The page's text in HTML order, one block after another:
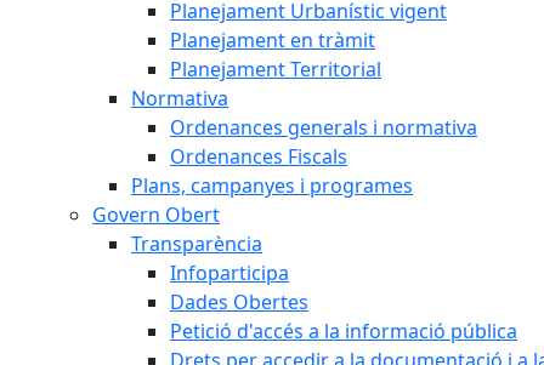
Planejament Urbanístic vigent
Planejament en tràmit
Planejament Territorial
Normativa
Ordenances generals i normativa
Ordenances Fiscals
Plans, campanyes i programes
Govern Obert
Transparència
Infoparticipa
Dades Obertes
Petició d'accés a la informació pública